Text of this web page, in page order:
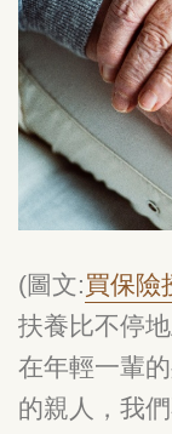
(圖文:買保險
扶養比不停
在年輕一輩
的親人，我